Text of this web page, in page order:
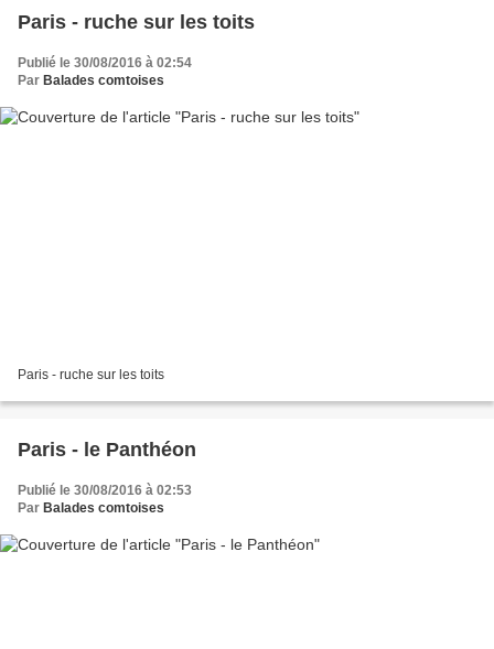
Paris - ruche sur les toits
Publié le 30/08/2016 à 02:54
Par Balades comtoises
Paris - ruche sur les toits
Paris - le Panthéon
Publié le 30/08/2016 à 02:53
Par Balades comtoises